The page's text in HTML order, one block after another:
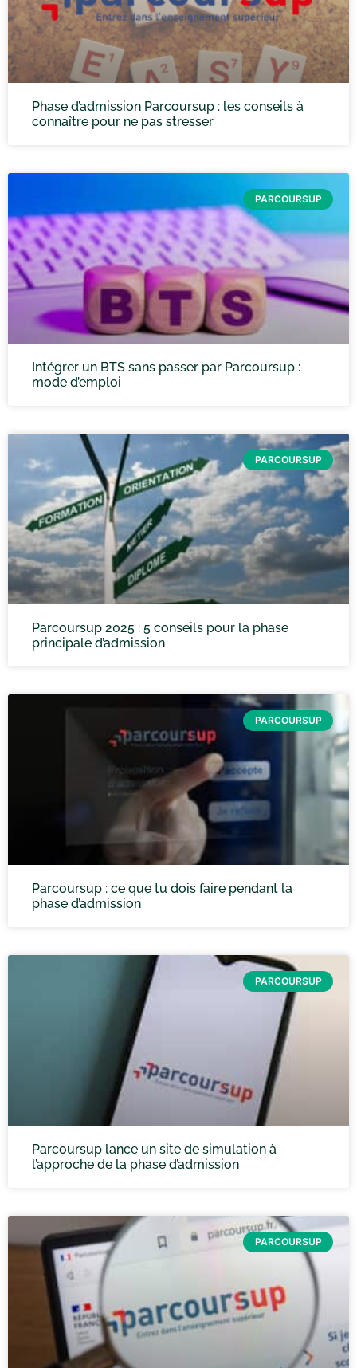
Phase d’admission Parcoursup : les conseils à
connaître pour ne pas stresser
PARCOURSUP
Intégrer un BTS sans passer par Parcoursup :
mode d’emploi
PARCOURSUP
Parcoursup 2025 : 5 conseils pour la phase
principale d’admission
PARCOURSUP
Parcoursup : ce que tu dois faire pendant la
phase d’admission
PARCOURSUP
Parcoursup lance un site de simulation à
l’approche de la phase d’admission
PARCOURSUP